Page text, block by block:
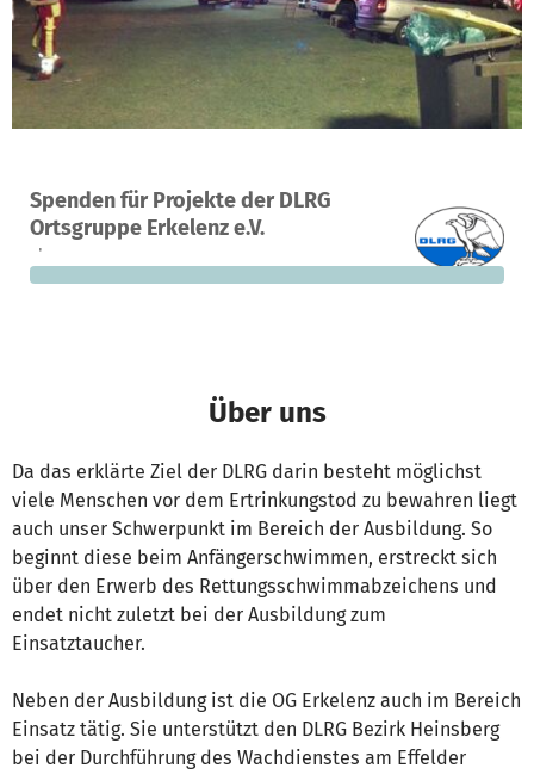
Spenden für Projekte der DLRG
Ortsgruppe Erkelenz e.V.
Ein Projekt in Erkelenz, Deutschland
0
Spenden
0 % 18.000 €
fehlen noch
Über uns
Da das erklärte Ziel der DLRG darin besteht möglichst
viele Menschen vor dem Ertrinkungstod zu bewahren liegt
auch unser Schwerpunkt im Bereich der Ausbildung. So
beginnt diese beim Anfängerschwimmen, erstreckt sich
über den Erwerb des Rettungsschwimmabzeichens und
endet nicht zuletzt bei der Ausbildung zum
Einsatztaucher.
Neben der Ausbildung ist die OG Erkelenz auch im Bereich
Einsatz tätig. Sie unterstützt den DLRG Bezirk Heinsberg
bei der Durchführung des Wachdienstes am Effelder